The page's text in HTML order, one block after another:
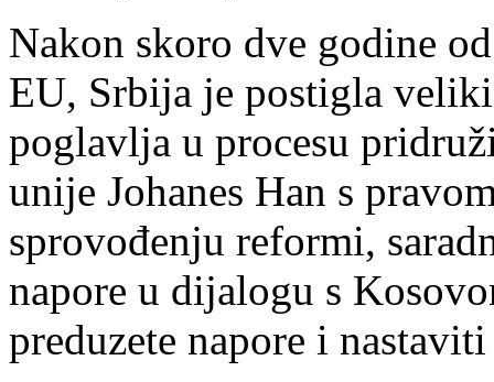
Nakon skoro dve godine
EU, Srbija je postigla
poglavlja u procesu
unije Johanes Han s
sprovođenju reformi,
napore u dijalogu s
preduzete napore i